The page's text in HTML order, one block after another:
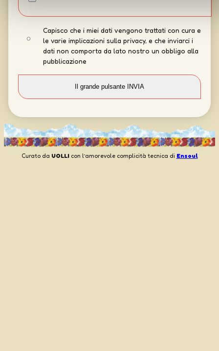
Capisco che i miei dati vengono trattati con cura e
le varie implicazioni sulla privacy, e che inviarci i
dati non comporta da lato nostro un obbligo alla
pubblicazione
Curato da UOLLIcon l’amorevole complicità tecnica di Ensoul